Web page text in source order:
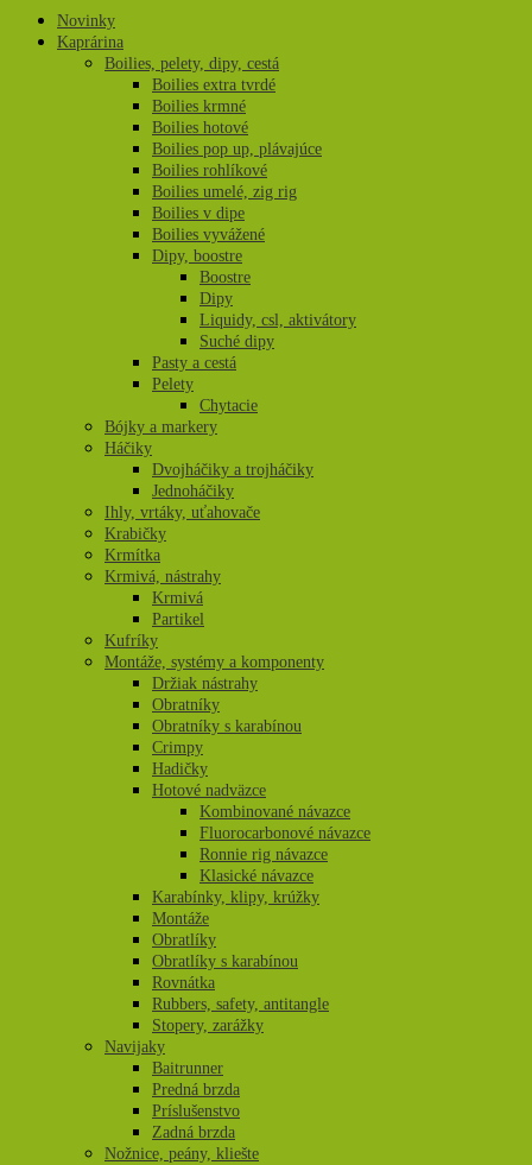
Novinky
Kaprárina
Boilies, pelety, dipy, cestá
Boilies extra tvrdé
Boilies krmné
Boilies hotové
Boilies pop up, plávajúce
Boilies rohlíkové
Boilies umelé, zig rig
Boilies v dipe
Boilies vyvážené
Dipy, boostre
Boostre
Dipy
Liquidy, csl, aktivátory
Suché dipy
Pasty a cestá
Pelety
Chytacie
Bójky a markery
Háčiky
Dvojháčiky a trojháčiky
Jednoháčiky
Ihly, vrtáky, uťahovače
Krabičky
Krmítka
Krmivá, nástrahy
Krmivá
Partikel
Kufríky
Montáže, systémy a komponenty
Držiak nástrahy
Obratníky
Obratníky s karabínou
Crimpy
Hadičky
Hotové nadväzce
Kombinované návazce
Fluorocarbonové návazce
Ronnie rig návazce
Klasické návazce
Karabínky, klipy, krúžky
Montáže
Obratlíky
Obratlíky s karabínou
Rovnátka
Rubbers, safety, antitangle
Stopery, zarážky
Navijaky
Baitrunner
Predná brzda
Príslušenstvo
Zadná brzda
Nožnice, peány, kliešte